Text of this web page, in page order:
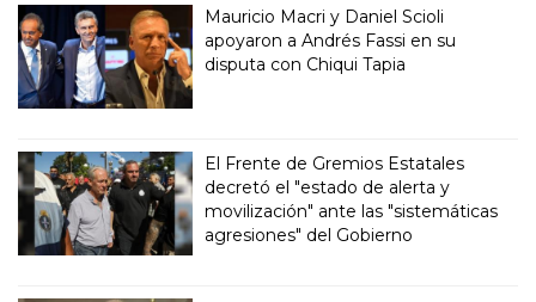
Mauricio Macri y Daniel Scioli
apoyaron a Andrés Fassi en su
disputa con Chiqui Tapia
El Frente de Gremios Estatales
decretó el "estado de alerta y
movilización" ante las "sistemáticas
agresiones" del Gobierno